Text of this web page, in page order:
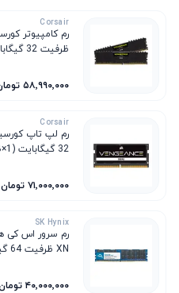
Corsair
۵۸٬۹۹۰٬۰۰۰ تومان
Corsair
۷۱٬۰۰۰٬۰۰۰ تومان
SK Hynix
۴۰٬۰۰۰٬۰۰۰ تومان